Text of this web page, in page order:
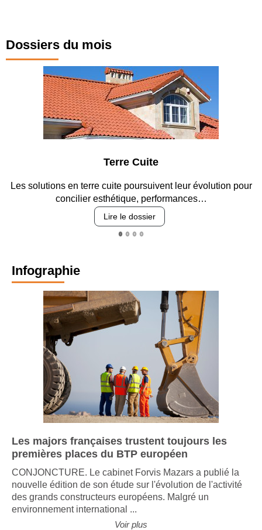
Dossiers du mois
leur évolution pour
Entre circulation, sécurisation des
revêtements et
Infographie
Les majors françaises trustent toujours les
premières places du BTP européen
CONJONCTURE. Le cabinet Forvis Mazars a publié la
nouvelle édition de son étude sur l'évolution de l'activité
des grands constructeurs européens. Malgré un
environnement international ...
Voir plus